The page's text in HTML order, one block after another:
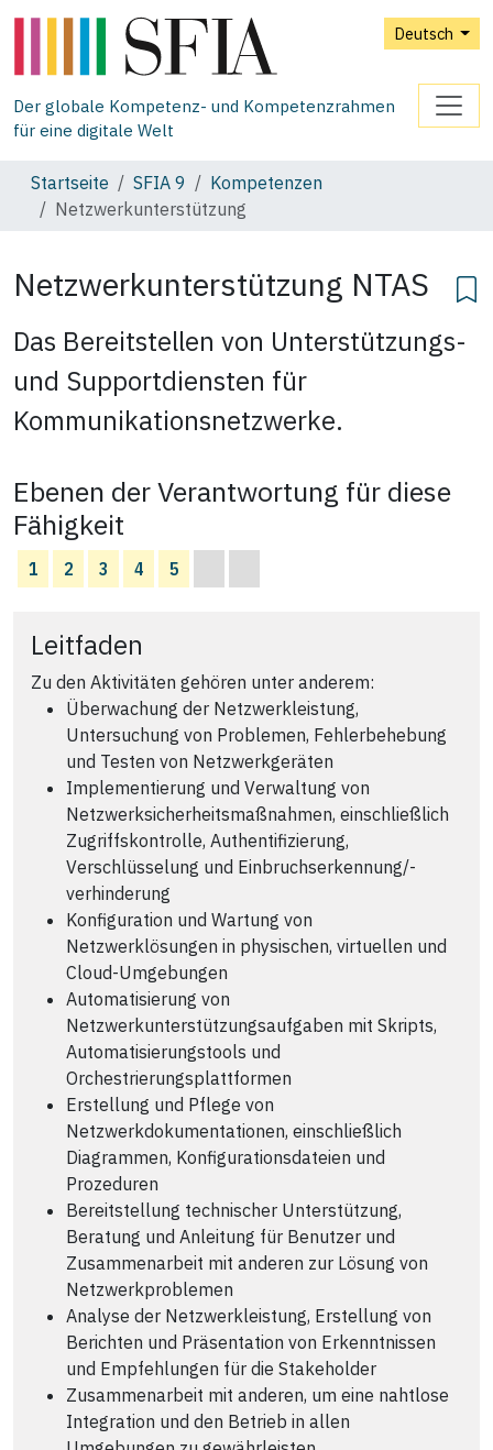
Deutsch
Der globale Kompetenz- und Kompetenzrahmen
für eine digitale Welt
Startseite SFIA 9
Kompetenzen
Netzwerkunterstützung
Netzwerkunterstützung NTAS
Das Bereitstellen von Unterstützungs-
und Supportdiensten für
Kommunikationsnetzwerke.
Ebenen der Verantwortung für diese
Fähigkeit
1 2 3 4 5
Leitfaden
Zu den Aktivitäten gehören unter anderem:
Überwachung der Netzwerkleistung,
Untersuchung von Problemen, Fehlerbehebung
und Testen von Netzwerkgeräten
Implementierung und Verwaltung von
Netzwerksicherheitsmaßnahmen, einschließlich
Zugriffskontrolle, Authentifizierung,
Verschlüsselung und Einbruchserkennung/-
verhinderung
Konfiguration und Wartung von
Netzwerklösungen in physischen, virtuellen und
Cloud-Umgebungen
Automatisierung von
Netzwerkunterstützungsaufgaben mit Skripts,
Automatisierungstools und
Orchestrierungsplattformen
Erstellung und Pflege von
Netzwerkdokumentationen, einschließlich
Diagrammen, Konfigurationsdateien und
Prozeduren
Bereitstellung technischer Unterstützung,
Beratung und Anleitung für Benutzer und
Zusammenarbeit mit anderen zur Lösung von
Netzwerkproblemen
Analyse der Netzwerkleistung, Erstellung von
Berichten und Präsentation von Erkenntnissen
und Empfehlungen für die Stakeholder
Zusammenarbeit mit anderen, um eine nahtlose
Integration und den Betrieb in allen